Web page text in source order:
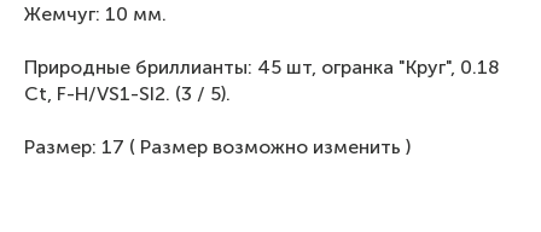
Жемчуг: 10 мм.
Природные бриллианты: 45 шт, огранка "Круг", 0.18
Ct, F-H/VS1-SI2. (3 / 5).
Размер: 17 ( Размер возможно изменить )